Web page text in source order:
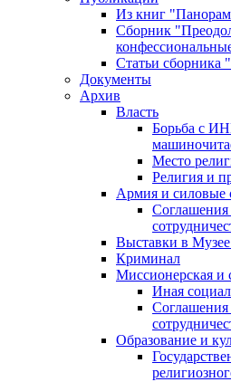
Из книг
Сборник
Статьи сборника
Документы
Архив
Власть
Борьба с
Место
Религия и
Армия и силовые
Соглашения
Выставки в
Криминал
Миссионерская и
Иная
Образование и